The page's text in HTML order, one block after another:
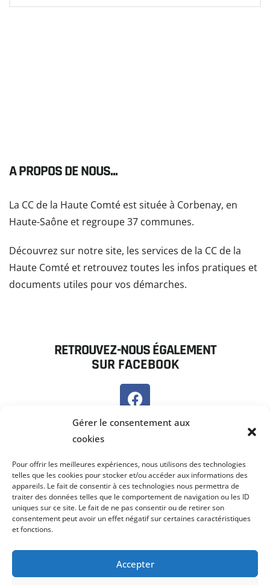
Gérer le consentement aux
cookies
Pour offrir les meilleures expériences, nous utilisons des technologies
telles que les cookies pour stocker et/ou accéder aux informations des
appareils. Le fait de consentir à ces technologies nous permettra de
traiter des données telles que le comportement de navigation ou les ID
uniques sur ce site. Le fait de ne pas consentir ou de retirer son
consentement peut avoir un effet négatif sur certaines caractéristiques
et fonctions.
Accepter
A PROPOS DE NOUS...
La CC de la Haute Comté est située à Corbenay, en
Haute-Saône et regroupe 37 communes.
Découvrez sur notre site, les services de la CC de la
Haute Comté et retrouvez toutes les infos pratiques et
documents utiles pour vos démarches.
RETROUVEZ-NOUS ÉGALEMENT
SUR FACEBOOK
SUR PANNEAU POCKET